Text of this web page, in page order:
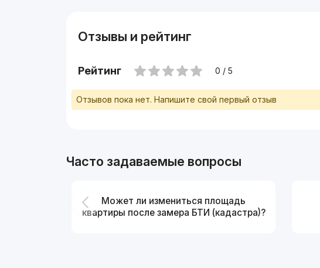
Отзывы и рейтинг
Рейтинг 0 / 5
Отзывов пока нет. Напишите свой первый отзыв
Часто задаваемые вопросы
Может ли измениться площадь
квартиры после замера БТИ (кадастра)?